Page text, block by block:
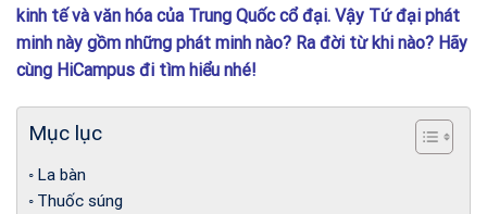
kinh tế và văn hóa của Trung Quốc cổ đại. Vậy Tứ đại phát
minh này gồm những phát minh nào? Ra đời từ khi nào? Hãy
cùng HiCampus đi tìm hiểu nhé!
Mục lục
La bàn
Thuốc súng